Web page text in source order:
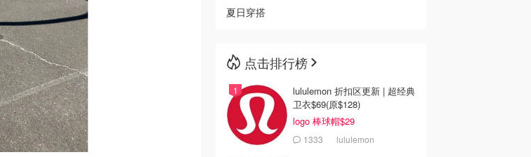
夏日穿搭
点击排行榜
lululemon 折扣区更新 | 超经典
卫衣$69(原$128)
logo 棒球帽$29
1333 lululemon